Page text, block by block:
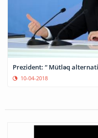
Prezident: “
10-04-2018